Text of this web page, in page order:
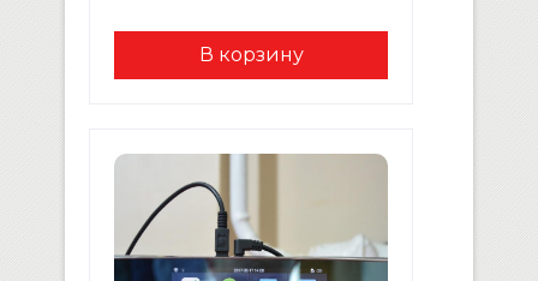
ГГЦ WiFI GPS навигация
Сенсорный экран Антибликовое
с разметкой Режим записи
видео одновременно на 2
камеры Видео: FULL HD
1920x1080P, 30 кадров/сек Режим
[…]